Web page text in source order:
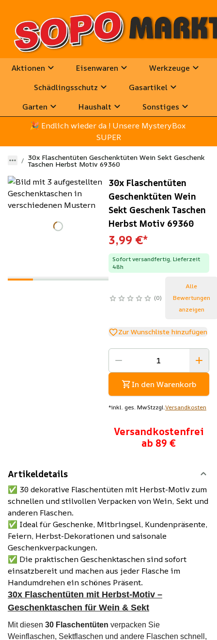
Aktionen Eisenwaren
Werkzeuge
Schädlingsschutz
Gasartikel
Garten
Haushalt
Sonstiges
🎉 Endlich wieder da ! Unsere MysteryBox
SUPER
30x Flaschentüten Geschenktüten Wein Sekt Geschenk
Taschen Herbst Motiv 69360
30x Flaschentüten
Geschenktüten Wein
Sekt Geschenk Taschen
Herbst Motiv 69360
3,99 €*
Sofort versandfertig, Lieferzeit
48h
0
Alle
Bewertungen
anzeigen
Zur Wunschliste hinzufügen
In den Warenkorb
*inkl. ges. MwStzzgl.Versandkosten
Versandkostenfrei
ab 89 €
Artikeldetails
✅ 30 dekorative Flaschentüten mit Herbst-Motiv zum
schnellen und stilvollen Verpacken von Wein, Sekt und
anderen Flaschen.
✅ Ideal für Geschenke, Mitbringsel, Kundenpräsente,
Feiern, Herbst-Dekorationen und saisonale
Geschenkverpackungen.
✅ Die praktischen Geschenktaschen sind sofort
einsatzbereit und machen aus jeder Flasche im
Handumdrehen ein schönes Präsent.
30x Flaschentüten mit Herbst-Motiv –
Geschenktaschen für Wein & Sekt
Mit diesen 30 Flaschentüten verpacken Sie
Weinflaschen, Sektflaschen und andere Flaschen schnell,